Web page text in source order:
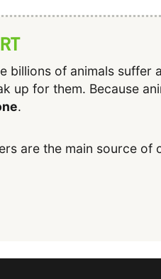
billions of animals suffer
up for them. Because
.
are the main source of